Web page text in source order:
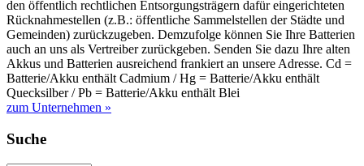
den öffentlich rechtlichen Entsorgungsträgern dafür eingerichteten
Rücknahmestellen (z.B.: öffentliche Sammelstellen der Städte und
Gemeinden) zurückzugeben. Demzufolge können Sie Ihre Batterien
auch an uns als Vertreiber zurückgeben. Senden Sie dazu Ihre alten
Akkus und Batterien ausreichend frankiert an unsere Adresse. Cd =
Batterie/Akku enthält Cadmium / Hg = Batterie/Akku enthält
Quecksilber / Pb = Batterie/Akku enthält Blei
zum Unternehmen »
Suche